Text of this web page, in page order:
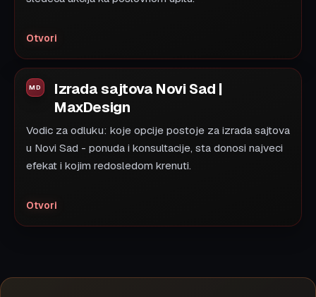
Otvori
Izrada sajtova Novi Sad |
MaxDesign
Vodic za odluku: koje opcije postoje za izrada sajtova
u Novi Sad - ponuda i konsultacije, sta donosi najveci
efekat i kojim redosledom krenuti.
Otvori